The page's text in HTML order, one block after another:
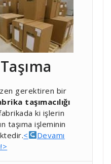
gerektiren bir
taşımacılığı
ki işlerin
taşıma işleminin
<
Devamı